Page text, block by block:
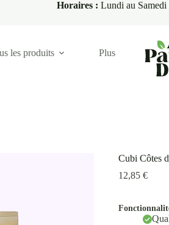
Horaires : Lundi au
les produits Plus
Cubi Côtes
12,85 €